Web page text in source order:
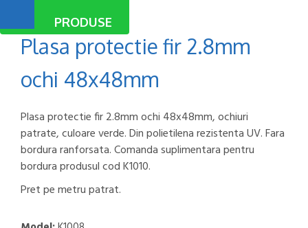
PRODUSE
Plasa protectie fir 2.8mm
ochi 48x48mm
Plasa protectie fir 2.8mm ochi 48x48mm, ochiuri
patrate, culoare verde. Din polietilena rezistenta UV. Fara
bordura ranforsata. Comanda suplimentara pentru
bordura produsul cod K1010.
Pret pe metru patrat.